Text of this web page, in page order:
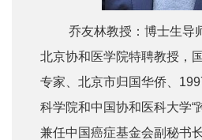
乔友林教授：博士生导
北京协和医学院特聘教授，
专家、北京市归国华侨、
科学院和中国协和医科大学“
兼任中国癌症基金会副秘书